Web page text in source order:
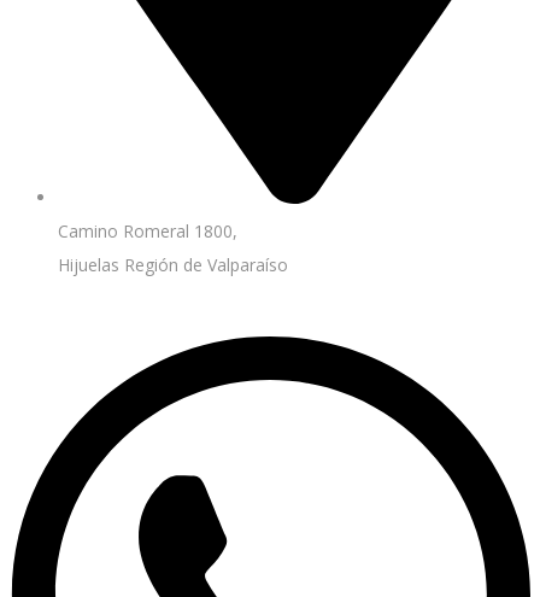
Camino Romeral 1800,
Hijuelas Región de Valparaíso